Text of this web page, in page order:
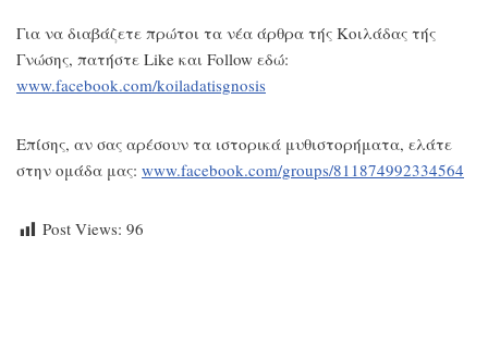
Για να διαβάζετε πρώτοι τα νέα άρθρα τής Κοιλάδας τής
Γνώσης, πατήστε Like και Follow εδώ:
www.facebook.com/koiladatisgnosis
Επίσης, αν σας αρέσουν τα ιστορικά μυθιστορήματα, ελάτε
στην ομάδα μας: www.facebook.com/groups/811874992334564
Post Views: 96